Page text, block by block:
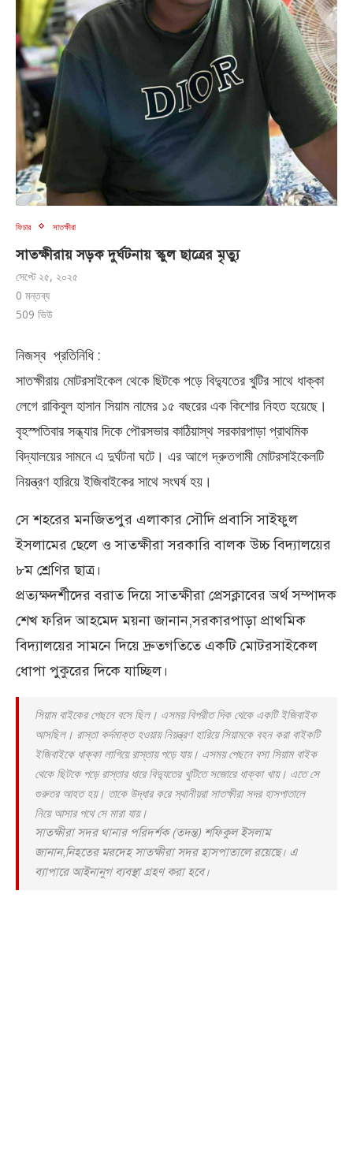
ফিচার সাতক্ষীরা
সাতক্ষীরায় সড়ক দুর্ঘটনায় স্কুল ছাত্রের মৃত্যু
সেপ্টে ২৫, ২০২৫
0 মন্তব্য
509 ভিউ
নিজস্ব প্রতিনিধি :
সাতক্ষীরায় মোটরসাইকেল থেকে ছিটকে পড়ে বিদ্যুতের খুটির সাথে ধাক্কা
লেগে রাকিবুল হাসান সিয়াম নামের ১৫ বছরের এক কিশোর নিহত হয়েছে।
বৃহস্পতিবার সন্ধ্যার দিকে পৌরসভার কাঠিয়াস্থ সরকারপাড়া প্রাথমিক
বিদ্যালয়ের সামনে এ দুর্ঘটনা ঘটে। এর আগে দ্রুতগামী মোটরসাইকেলটি
নিয়ন্ত্রণ হারিয়ে ইজিবাইকের সাথে সংঘর্ষ হয়।
সে শহরের মনজিতপুর এলাকার সৌদি প্রবাসি সাইফুল
ইসলামের ছেলে ও সাতক্ষীরা সরকারি বালক উচ্চ বিদ্যালয়ের
৮ম শ্রেণির ছাত্র।
প্রত্যক্ষদর্শীদের বরাত দিয়ে সাতক্ষীরা প্রেসক্লাবের অর্থ সম্পাদক
শেখ ফরিদ আহমেদ ময়না জানান,সরকারপাড়া প্রাথমিক
বিদ্যালয়ের সামনে দিয়ে দ্রুতগতিতে একটি মোটরসাইকেল
ধোপা পুকুরের দিকে যাচ্ছিল।
সিয়াম বাইকের পেছনে বসে ছিল। এসময় বিপরীত দিক থেকে একটি ইজিবাইক
আসছিল। রাস্তা কর্দমাক্ত হওয়ায় নিয়ন্ত্রণ হারিয়ে সিয়ামকে বহন করা বাইকটি
ইজিবাইকে ধাক্কা লাগিয়ে রাস্তায় পড়ে যায়। এসময় পেছনে বসা সিয়াম বাইক
থেকে ছিটকে পড়ে রাস্তার ধারে বিদ্যুতের খুটিতে সজোরে ধাক্কা খায়। এতে সে
গুরুতর আহত হয়। তাকে উদ্ধার করে স্থানীয়রা সাতক্ষীরা সদর হাসপাতালে
নিয়ে আসার পথে সে মারা যায়।
সাতক্ষীরা সদর থানার পরিদর্শক (তদন্ত) শফিকুল ইসলাম
জানান,নিহতের মরদেহ সাতক্ষীরা সদর হাসপাতালে রয়েছে। এ
ব্যাপারে আইনানুগ ব্যবস্থা গ্রহণ করা হবে।